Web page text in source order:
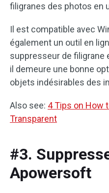
filigranes des photos en
Il est compatible avec
également un outil en
suppresseur de filigrane
il demeure une bonne
objets indésirables des
Also see: 4 Tips on How
Transparent
#3.
Apowersoft